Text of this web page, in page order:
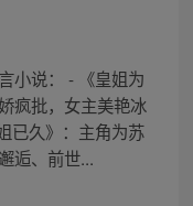
小说： - 《皇姐为
疯批，女主美艳冰
已久》：主角为苏
逅、前世...